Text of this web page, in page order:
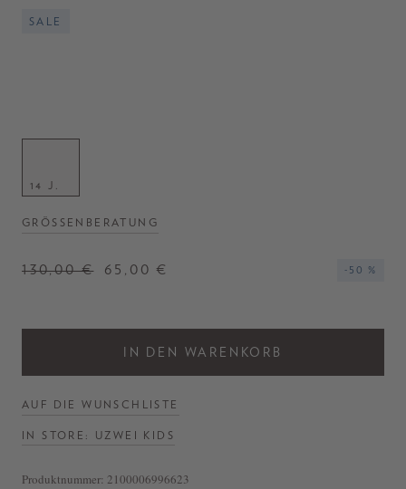
SALE
14 J.
GRÖSSENBERATUNG
130,00 € 65,00 € -50 %
IN DEN WARENKORB
AUF DIE WUNSCHLISTE
IN STORE: UZWEI KIDS
Produktnummer: 2100006996623